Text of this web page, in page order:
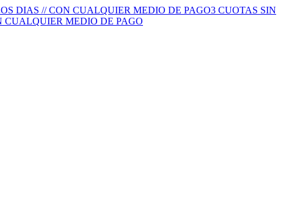
DIAS // CON CUALQUIER MEDIO DE PAGO3 CUOTAS SIN
CUALQUIER MEDIO DE PAGO